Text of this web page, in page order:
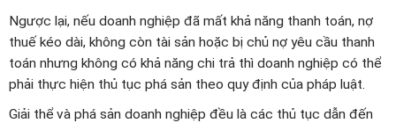
Ngược lại, nếu doanh nghiệp đã mất khả năng thanh toán, nợ
thuế kéo dài, không còn tài sản hoặc bị chủ nợ yêu cầu thanh
toán nhưng không có khả năng chi trả thì doanh nghiệp có thể
phải thực hiện thủ tục phá sản theo quy định của pháp luật.
Giải thể và phá sản doanh nghiệp đều là các thủ tục dẫn đến